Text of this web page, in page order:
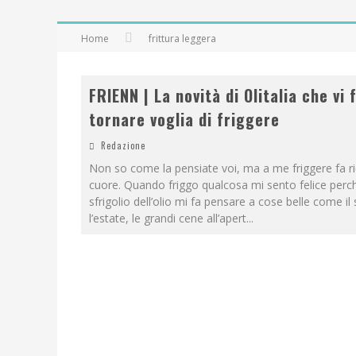
Home frittura leggera
FRIENN | La novità di Olitalia che vi
tornare voglia di friggere
Redazione
Non so come la pensiate voi, ma a me friggere fa
cuore. Quando friggo qualcosa mi sento felice
sfrigolio dell’olio mi fa pensare a cose belle come il
l’estate, le grandi cene all’apert...